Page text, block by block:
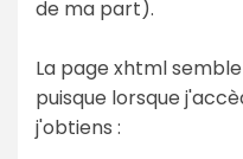
de ma part).
La page xhtml
puisque lorsque
j'obtiens :